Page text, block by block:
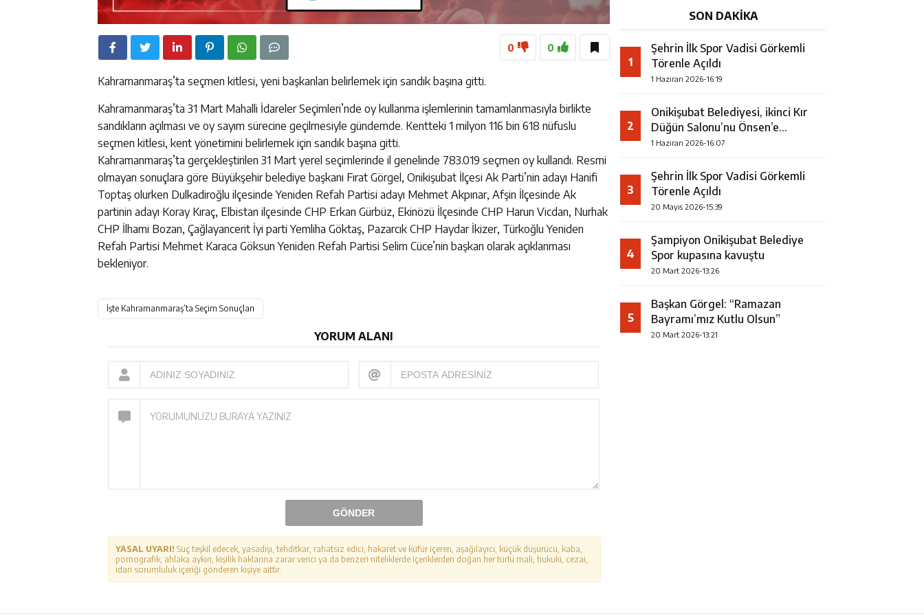
0
0
Kahramanmaraş’ta seçmen kitlesi, yeni başkanları belirlemek için sandık başına gitti.
Kahramanmaraş’ta 31 Mart Mahalli İdareler Seçimleri’nde oy kullanma işlemlerinin tamamlanmasıyla birlikte
sandıkların açılması ve oy sayım sürecine geçilmesiyle gündemde. Kentteki 1 milyon 116 bin 618 nüfuslu
seçmen kitlesi, kent yönetimini belirlemek için sandık başına gitti.
Kahramanmaraş’ta gerçekleştirilen 31 Mart yerel seçimlerinde il genelinde 783.019 seçmen oy kullandı. Resmi
olmayan sonuçlara göre Büyükşehir belediye başkanı Fırat Görgel, Onikişubat İlçesi Ak Parti’nin adayı Hanifi
Toptaş olurken Dulkadiroğlu ilçesinde Yeniden Refah Partisi adayı Mehmet Akpınar, Afşin İlçesinde Ak
partinin adayı Koray Kıraç, Elbistan ilçesinde CHP Erkan Gürbüz, Ekinözü İlçesinde CHP Harun Vicdan, Nurhak
CHP İlhami Bozan, Çağlayancerit İyi parti Yemliha Göktaş, Pazarcık CHP Haydar İkizer, Türkoğlu Yeniden
Refah Partisi Mehmet Karaca Göksun Yeniden Refah Partisi Selim Cüce’nin başkan olarak açıklanması
bekleniyor.
İşte Kahramanmaraş’ta Seçim Sonuçları
YORUM ALANI
GÖNDER
YASAL UYARI! Suç teşkil edecek, yasadışı, tehditkar, rahatsız edici, hakaret ve küfür içeren, aşağılayıcı, küçük düşürücü, kaba,
pornografik, ahlaka aykırı, kişilik haklarına zarar verici ya da benzeri niteliklerde içeriklerden doğan her türlü mali, hukuki, cezai,
idari sorumluluk içeriği gönderen kişiye aittir.
protokolünü imzaladı
SON DAKİKA
1
Şehrin İlk Spor Vadisi Görkemli
Törenle Açıldı
1 Haziran 2026-16:19
2
Onikişubat Belediyesi, ikinci Kır
Düğün Salonu’nu Önsen’e
kazandırıyor
1 Haziran 2026-16:07
3
Şehrin İlk Spor Vadisi Görkemli
Törenle Açıldı
20 Mayıs 2026-15:39
4
Şampiyon Onikişubat Belediye
Spor kupasına kavuştu
20 Mart 2026-13:26
5
Başkan Görgel: “Ramazan
Bayramı’mız Kutlu Olsun”
20 Mart 2026-13:21